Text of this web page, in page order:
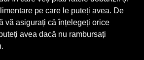
pe care le puteți avea. De
vă asigurați că înțelegeți orice
avea dacă nu rambursați